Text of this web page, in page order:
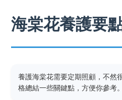
海棠花養護要
養護海棠花需要定期照顧，不然
格總結一些關鍵點，方便你參考。